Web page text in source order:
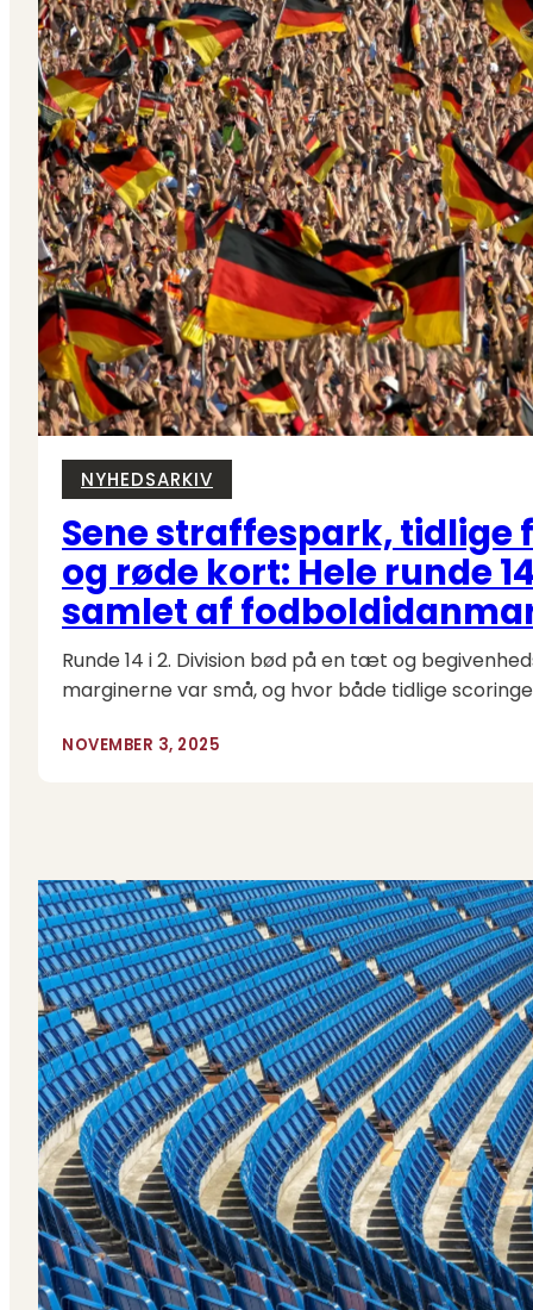
NYHEDSARKIV
Sene straffespark,
og røde kort: Hele runde
samlet af
Runde 14 i 2. Division bød på en tæt og
marginerne var små, og hvor både tidlige
NOVEMBER 3, 2025